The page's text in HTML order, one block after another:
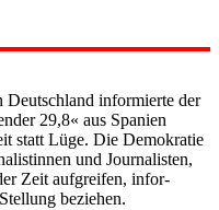
Deutschland informierte der
29,8« aus Spanien
statt Lüge. Die Demokratie
und Journalisten,
Zeit aufgreifen, infor­
beziehen.